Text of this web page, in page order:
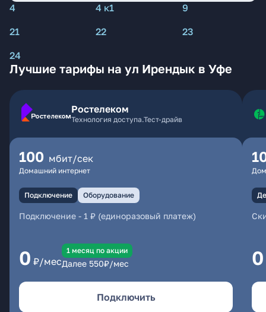
4 4 к1
9
21
22
23
24
Лучшие тарифы на ул Ирендык в Уфе
Ростелеком
Технология доступа.Тест-драйв
100 мбит/сек
Домашний интернет
Подключение Оборудование
Подключение - 1 ₽ (единоразовый платеж)
0 ₽/мес
1 месяц по акции
Далее 550₽/мес
Подключить
0